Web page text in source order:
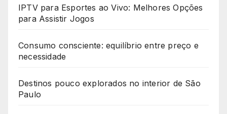
IPTV para Esportes ao Vivo: Melhores Opções
para Assistir Jogos
Consumo consciente: equilíbrio entre preço e
necessidade
Destinos pouco explorados no interior de São
Paulo